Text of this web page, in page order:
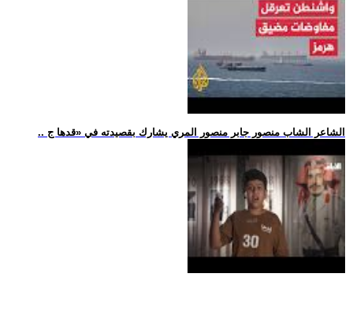
.. الشاعر الشاب منصور جابر منصور المري يشارك بقصيدته في «قدها ج